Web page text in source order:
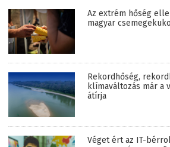
Az extrém hőség
magyar
Rekordhőség,
klímaváltozás már a
átírja
Véget ért az IT-